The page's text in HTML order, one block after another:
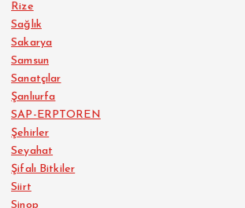
Rize
Sağlık
Sakarya
Samsun
Sanatçılar
Şanlıurfa
SAP-ERPTOREN
Şehirler
Seyahat
Şifalı Bitkiler
Siirt
Sinop